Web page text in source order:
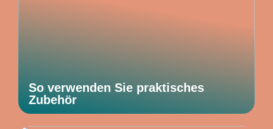
So verwenden Sie praktisches
Zubehör